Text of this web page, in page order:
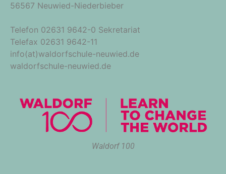
56567 Neuwied-Niederbieber
Telefon 02631 9642-0 Sekretariat
Telefax 02631 9642-11
info(at)waldorfschule-neuwied.de
waldorfschule-neuwied.de
Waldorf 100